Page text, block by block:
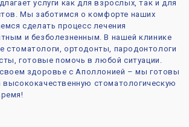
услуги как для взрослых, так и для
Мы заботимся о комфорте наших
сделать процесс лечения
и безболезненным. В нашей клинике
стоматологи, ортодонты, пародонтологи
готовые помочь в любой ситуации.
здоровье с Аполлонией – мы готовы
высококачественную стоматологическую